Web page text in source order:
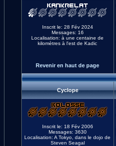
Inscrit le: 28 Fév 2024
Messages: 16
Localisation: à une centaine de
kilomètres à l'est de Kadic
Revenir en haut de page
Cyclope
Inscrit le: 18 Fév 2006
Messages: 3630
Localisation: A Tokyo, dans le dojo de
Steven Seagal